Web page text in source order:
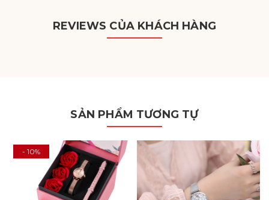
REVIEWS CỦA KHÁCH HÀNG
SẢN PHẨM TƯƠNG TỰ
- 10%